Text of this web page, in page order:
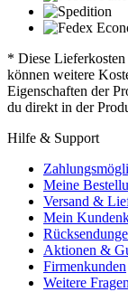
* Diese Lieferkosten
können weitere
Eigenschaften der
du direkt in der
Hilfe & Support
Meine
Versand &
Mein
Aktionen &
Firmenkunden
Weitere